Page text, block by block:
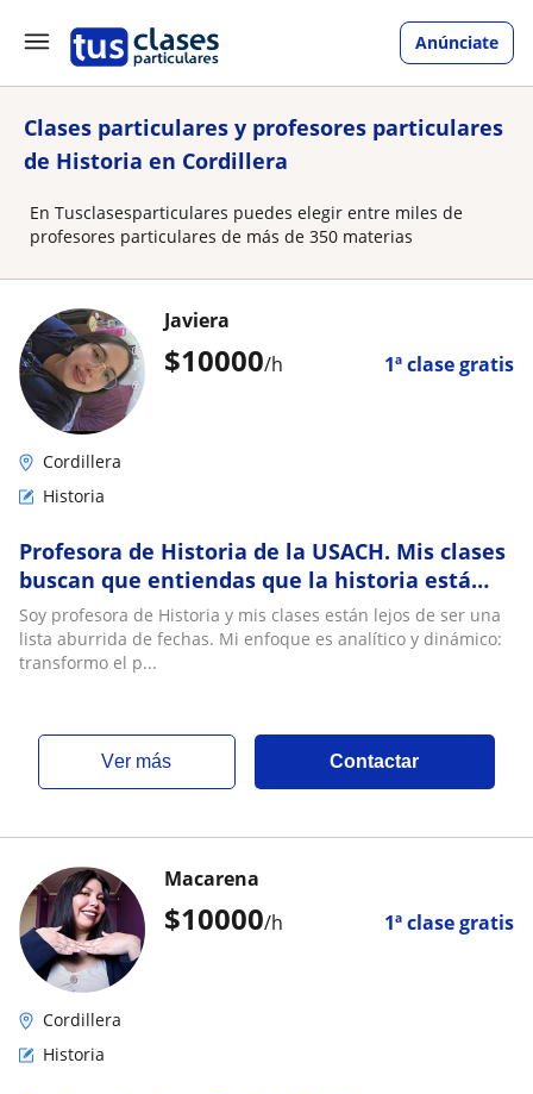
Anúnciate
Clases particulares y profesores particulares
de Historia en Cordillera
En Tusclasesparticulares puedes elegir entre miles de
profesores particulares de más de 350 materias
$10000/h 1ª clase gratis
Javiera
Cordillera
Historia
Profesora de Historia de la USACH. Mis clases
buscan que entiendas que la historia está
siempre en nuestro día a día :)
Soy profesora de Historia y mis clases están lejos de ser una
lista aburrida de fechas. Mi enfoque es analítico y dinámico:
transformo el p...
ver más Contactar
$10000/h 1ª clase gratis
Macarena
Cordillera
Historia